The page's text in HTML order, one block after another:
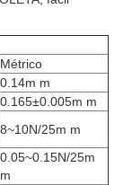
Métrico
0.14m m
0.165±0.005m m
8~10N/25m m
0.05~0.15N/25m
m